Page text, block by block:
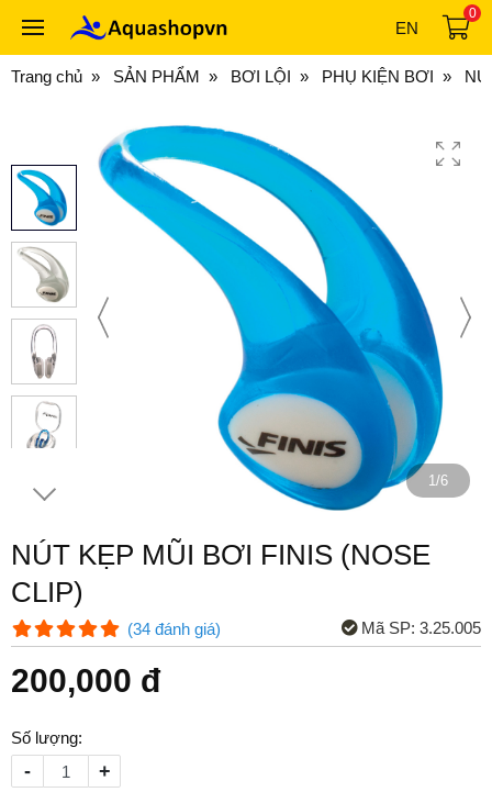
EN
0
Trang chủ SẢN PHẨM BƠI LỘI PHỤ KIỆN BƠI
1/6
NÚT KẸP MŨI BƠI FINIS (NOSE
CLIP)
(34 đánh giá) Mã SP: 3.25.005
200,000 đ
Số lượng:
- +